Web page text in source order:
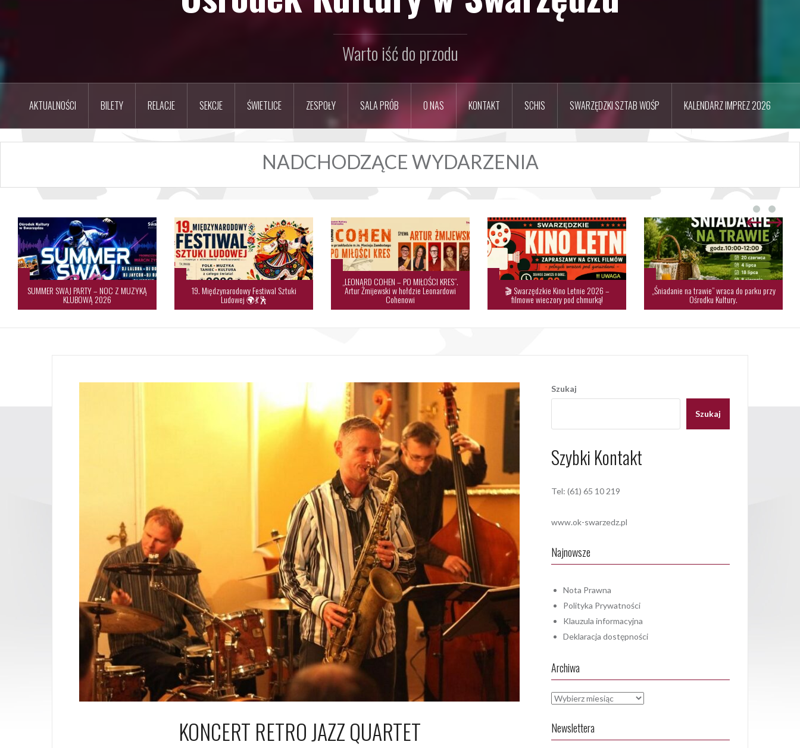
Warto iść do przodu
AKTUALNOŚCI BILETY RELACJE SEKCJE ŚWIETLICE ZESPOŁY SALA PRÓB O NAS KONTAKT SCHIS SWARZĘDZKI SZTAB WOŚP KALENDARZ IMPREZ 2026
NADCHODZĄCE WYDARZENIA
SUMMER SWAJ PARTY – NOC Z MUZYKĄ
KLUBOWĄ 2026
19. Międzynarodowy Festiwal Sztuki
Ludowej 🌍💃🕺
„LEONARD COHEN – PO MIŁOŚCI KRES”.
Artur Żmijewski w hołdzie Leonardowi
Cohenowi
🎬 Swarzędzkie Kino Letnie 2026 –
filmowe wieczory pod chmurką!
„Śniadanie na trawie” wraca do parku przy
Ośrodku Kultury.
KONCERT RETRO JAZZ QUARTET
Szukaj
Szukaj
Szybki Kontakt
Tel: (61) 65 10 219
www.ok-swarzedz.pl
Najnowsze
Nota Prawna
Polityka Prywatności
Klauzula informacyjna
Deklaracja dostępności
Archiwa
Archiwa
Newslettera